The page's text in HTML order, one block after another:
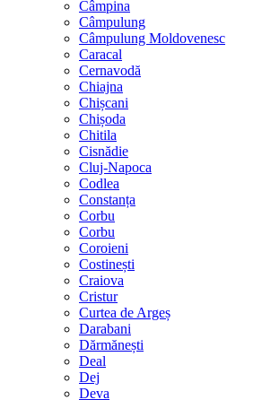
Câmpina
Câmpulung
Câmpulung Moldovenesc
Caracal
Cernavodă
Chiajna
Chișcani
Chișoda
Chitila
Cisnădie
Cluj-Napoca
Codlea
Constanța
Corbu
Corbu
Coroieni
Costinești
Craiova
Cristur
Curtea de Argeș
Darabani
Dărmănești
Deal
Dej
Deva